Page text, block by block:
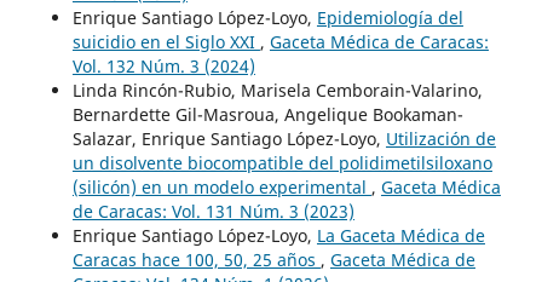
Enrique Santiago López-Loyo, Epidemiología del
suicidio en el Siglo XXI , Gaceta Médica de Caracas:
Vol. 132 Núm. 3 (2024)
Linda Rincón-Rubio, Marisela Cemborain-Valarino,
Bernardette Gil-Masroua, Angelique Bookaman-
Salazar, Enrique Santiago López-Loyo, Utilización de
un disolvente biocompatible del polidimetilsiloxano
(silicón) en un modelo experimental , Gaceta Médica
de Caracas: Vol. 131 Núm. 3 (2023)
Enrique Santiago López-Loyo, La Gaceta Médica de
Caracas hace 100, 50, 25 años , Gaceta Médica de